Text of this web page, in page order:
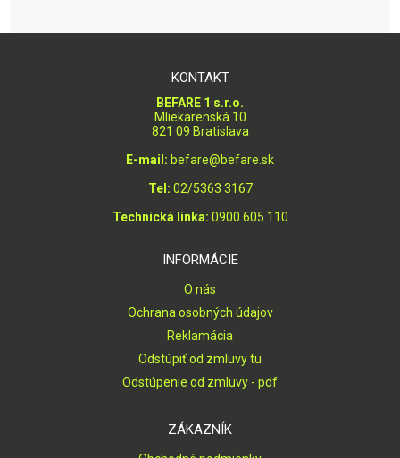
KONTAKT
BEFARE 1 s.r.o.
Mliekarenská 10
821 09 Bratislava
E-mail: befare@befare.sk
Tel: 02/5363 3167
Technická linka: 0900 605 110
INFORMÁCIE
O nás
Ochrana osobných údajov
Reklamácia
Odstúpiť od zmluvy tu
Odstúpenie od zmluvy - pdf
ZÁKAZNÍK